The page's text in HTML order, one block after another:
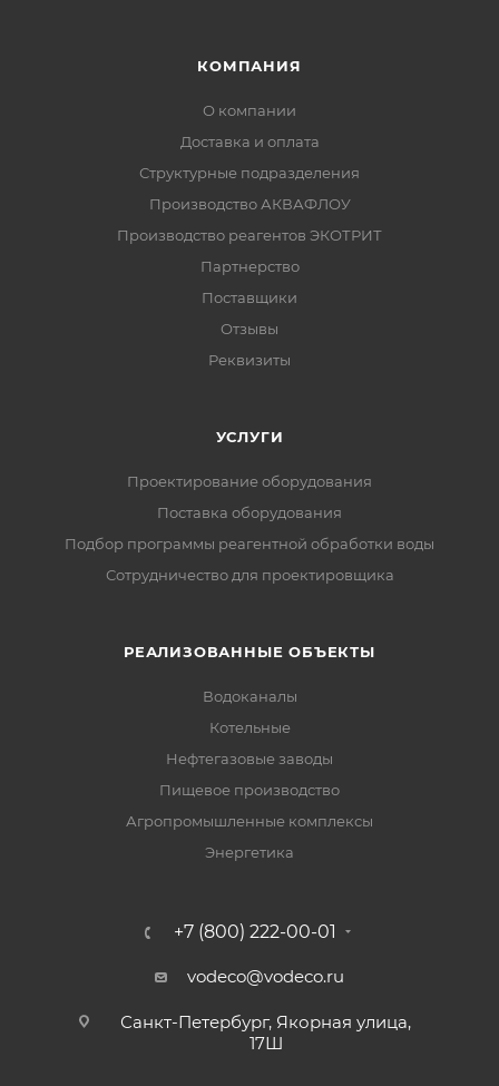
КОМПАНИЯ
О компании
Доставка и оплата
Структурные подразделения
Производство АКВАФЛОУ
Производство реагентов ЭКОТРИТ
Партнерство
Поставщики
Отзывы
Реквизиты
УСЛУГИ
Проектирование оборудования
Поставка оборудования
Подбор программы реагентной обработки воды
Сотрудничество для проектировщика
РЕАЛИЗОВАННЫЕ ОБЪЕКТЫ
Водоканалы
Котельные
Нефтегазовые заводы
Пищевое производство
Агропромышленные комплексы
Энергетика
+7 (800) 222-00-01
vodeco@vodeco.ru
Санкт-Петербург, Якорная улица,
17Ш